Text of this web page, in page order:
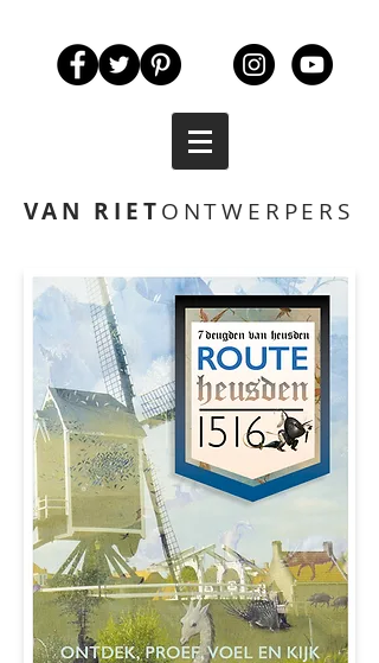
VAN RIETONTWERPERS